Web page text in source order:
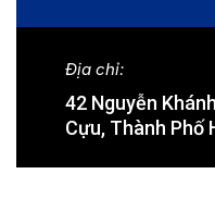
Địa chỉ:
42 Nguyễn
Cựu, Thành Phố